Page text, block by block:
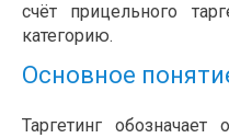
счёт прицельного
категорию.
Основное
Таргетинг